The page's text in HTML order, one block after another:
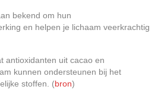
bekend om hun
en helpen je lichaam veerkrachtig
antioxidanten uit cacao en
kunnen ondersteunen bij het
stoffen. (bron)